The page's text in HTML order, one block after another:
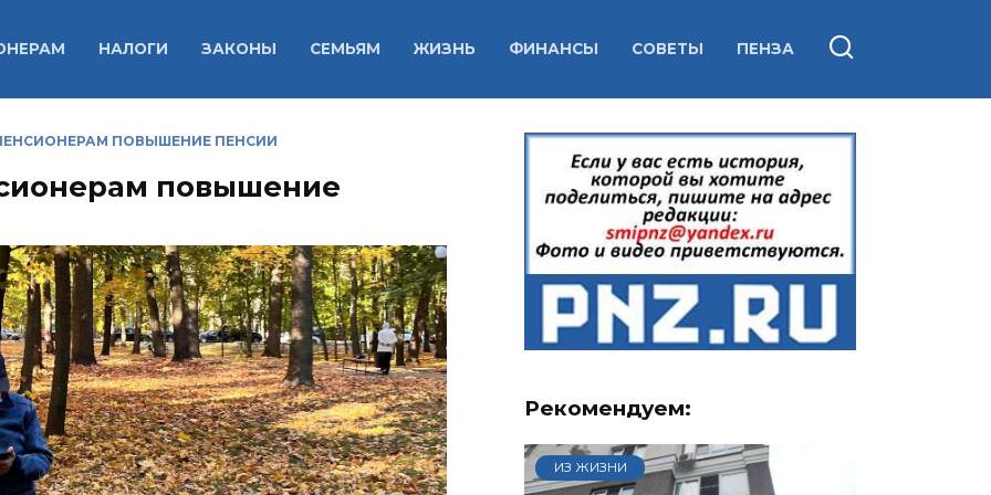
НАЛОГИ ЗАКОНЫ СЕМЬЯМ ЖИЗНЬ ФИНАНСЫ СОВЕТЫ ПЕНЗА
ПОВЫШЕНИЕ ПЕНСИИ
повышение
Рекомендуем:
ИЗ ЖИЗНИ